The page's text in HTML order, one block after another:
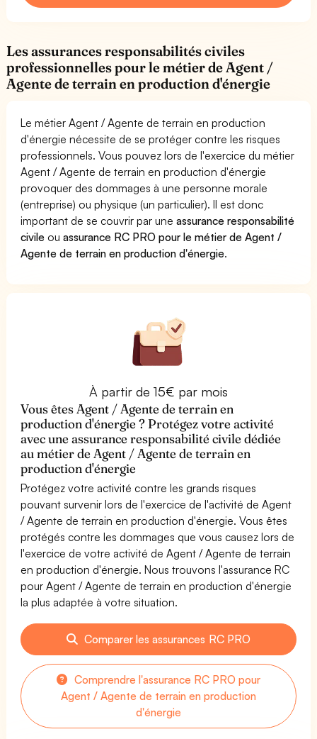
Les assurances responsabilités civiles
professionnelles pour le métier de Agent /
Agente de terrain en production d'énergie
Le métier Agent / Agente de terrain en production
d'énergie nécessite de se protéger contre les risques
professionnels. Vous pouvez lors de l'exercice du métier
Agent / Agente de terrain en production d'énergie
provoquer des dommages à une personne morale
(entreprise) ou physique (un particulier). Il est donc
important de se couvrir par uneassurance responsabilité
civile ouassurance RC PRO pour le métier de Agent /
Agente de terrain en production d'énergie.
À partir de 15€ par mois
Vous êtes Agent / Agente de terrain en
production d'énergie ? Protégez votre activité
avec une assurance responsabilité civile dédiée
au métier de Agent / Agente de terrain en
production d'énergie
Protégez votre activité contre les grands risques
pouvant survenir lors de l'exercice de l'activité de Agent
/ Agente de terrain en production d'énergie. Vous êtes
protégés contre les dommages que vous causez lors de
l'exercice de votre activité de Agent / Agente de terrain
en production d'énergie. Nous trouvons l'assurance RC
pour Agent / Agente de terrain en production d'énergie
la plus adaptée à votre situation.
Comparer les assurances RC PRO
Comprendre l'assurance RC PRO pour
Agent / Agente de terrain en production
d'énergie